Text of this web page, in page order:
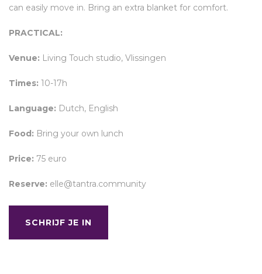
can easily move in. Bring an extra blanket for comfort.
PRACTICAL:
Venue: Living Touch studio, Vlissingen
Times: 10-17h
Language: Dutch, English
Food: Bring your own lunch
Price: 75 euro
Reserve: elle@tantra.community
SCHRIJF JE IN